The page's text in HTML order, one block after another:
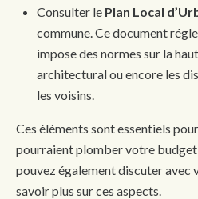
Consulter le Plan Local
commune. Ce document
impose des normes sur la
architectural ou encore les
les voisins.
Ces éléments sont essentiels
pourraient plomber votre
pouvez également discuter avec
savoir plus sur ces aspects.